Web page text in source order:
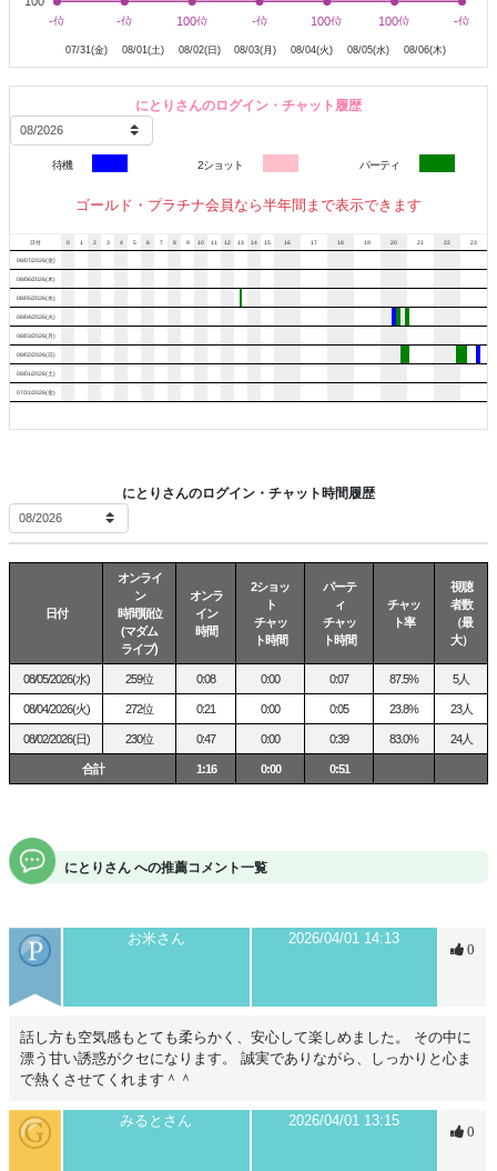
8月2日 8月4日 8月5日
-位
-位 -位
-位 100位
100位 -位
-位 100位
100位 100位
100位 -位
-位
07/31(金) 08/01(土) 08/02(日) 08/03(月) 08/04(火) 08/05(水) 08/06(木)
にとりさんのログイン・チャット履歴
待機 2ショット パーティ
ゴールド・プラチナ会員なら半年間まで表示できます
日付 0 1 2 3 4 5 6 7 8 9 10 11 12 13 14 15 16 17 18 19 20 21 22 23
08/07/2026(金)
08/06/2026(木)
08/05/2026(水)
08/04/2026(火)
08/03/2026(月)
08/02/2026(日)
08/01/2026(土)
07/31/2026(金)
にとりさんのログイン・チャット時間履歴
日付
オンライ
ン
時間順位
(マダム
ライブ)
オンラ
イン
時間
2ショッ
ト
チャッ
ト時間
パーテ
ィ
チャッ
ト時間
チャッ
ト率
視聴
者数
（最
大）
08/05/2026(水) 259位 0:08 0:00 0:07 87.5% 5人
08/04/2026(火) 272位 0:21 0:00 0:05 23.8% 23人
08/02/2026(日) 230位 0:47 0:00 0:39 83.0% 24人
合計 1:16 0:00 0:51
にとりさん への推薦コメント一覧
お米さん 2026/04/01 14:13
0
話し方も空気感もとても柔らかく、安心して楽しめました。 その中に
漂う甘い誘惑がクセになります。 誠実でありながら、しっかりと心ま
で熱くさせてくれます＾＾
みるとさん 2026/04/01 13:15
0